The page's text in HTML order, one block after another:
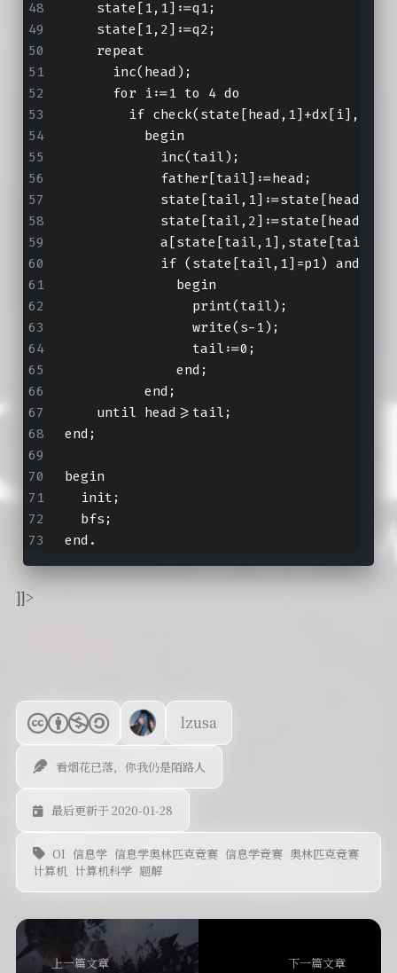
    state[1,1]:=q1;
    state[1,2]:=q2;
    repeat
      inc(head);
      for i:=1 to 4 do
if
          begin
            inc(tail);
            father[tail]:=head;
if (state[tail,1]=p1) and
              begin
                print(tail);
                write(s-1);
                tail:=0;
              end;
          end;
    until head>=tail;
end;
begin
  init;
  bfs;
end.
]]>
lzusa
看烟花已落，你我仍是陌路人
最后更新于 2020-01-28
OI 信息学 信息学奥林匹克竞赛 信息学竞赛 奥林匹克竞赛
计算机 计算机科学 题解
上一篇文章 下一篇文章